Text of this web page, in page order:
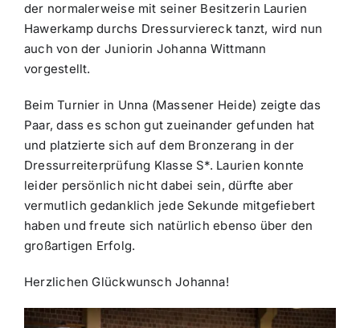
der normalerweise mit seiner Besitzerin Laurien
Hawerkamp durchs Dressurviereck tanzt, wird nun
auch von der Juniorin Johanna Wittmann
vorgestellt.
Beim Turnier in Unna (Massener Heide) zeigte das
Paar, dass es schon gut zueinander gefunden hat
und platzierte sich auf dem Bronzerang in der
Dressurreiterprüfung Klasse S*. Laurien konnte
leider persönlich nicht dabei sein, dürfte aber
vermutlich gedanklich jede Sekunde mitgefiebert
haben und freute sich natürlich ebenso über den
großartigen Erfolg.
Herzlichen Glückwunsch Johanna!